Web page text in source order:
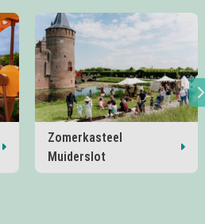
Zomerkasteel
Muiderslot